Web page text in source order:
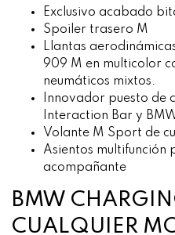
Exclusivo acabado
Spoiler trasero M
Llantas
909 M en multicolor
neumáticos mixtos.
Innovador puesto de
Interaction Bar y
Volante M Sport de
Asientos multifunción
acompañante
BMW
CUALQUIER